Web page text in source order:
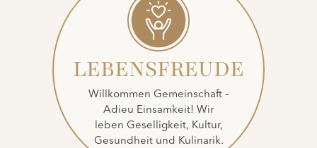
LEBENSFREUDE
Willkommen Gemeinschaft –
Adieu Einsamkeit! Wir
leben Geselligkeit, Kultur,
Gesundheit und Kulinarik.